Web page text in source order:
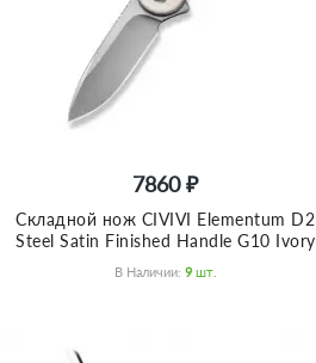
7860 ₽
Складной нож CIVIVI Elementum D2
Steel Satin Finished Handle G10 Ivory
В Наличии: 9 Шт.